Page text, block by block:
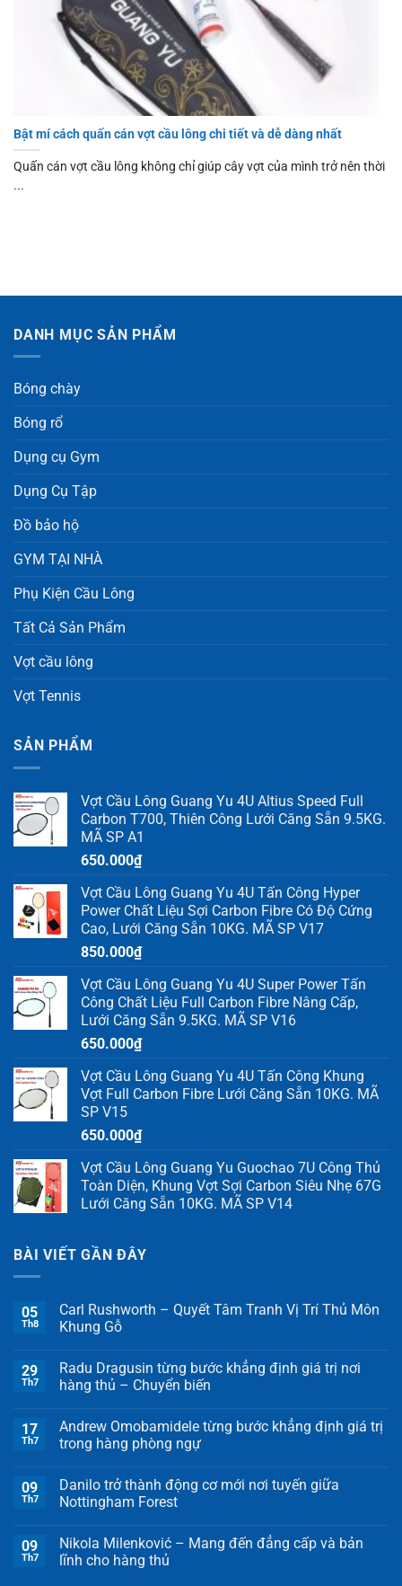
Bật mí cách quấn cán vợt cầu lông chi tiết và dễ dàng nhất
Quấn cán vợt cầu lông không chỉ giúp cây vợt của mình trở nên thời
...
DANH MỤC SẢN PHẨM
Bóng chày
Bóng rổ
Dụng cụ Gym
Dụng Cụ Tập
Đồ bảo hộ
GYM TẠI NHÀ
Phụ Kiện Cầu Lông
Tất Cả Sản Phẩm
Vợt cầu lông
Vợt Tennis
SẢN PHẨM
Vợt Cầu Lông Guang Yu 4U Altius Speed Full
Carbon T700, Thiên Công Lưới Căng Sẵn 9.5KG.
MÃ SP A1
650.000₫
Vợt Cầu Lông Guang Yu 4U Tấn Công Hyper
Power Chất Liệu Sợi Carbon Fibre Có Độ Cứng
Cao, Lưới Căng Sẵn 10KG. MÃ SP V17
850.000₫
Vợt Cầu Lông Guang Yu 4U Super Power Tấn
Công Chất Liệu Full Carbon Fibre Nâng Cấp,
Lưới Căng Sẵn 9.5KG. MÃ SP V16
650.000₫
Vợt Cầu Lông Guang Yu 4U Tấn Công Khung
Vợt Full Carbon Fibre Lưới Căng Sẵn 10KG. MÃ
SP V15
650.000₫
Vợt Cầu Lông Guang Yu Guochao 7U Công Thủ
Toàn Diện, Khung Vợt Sợi Carbon Siêu Nhẹ 67G
Lưới Căng Sẵn 10KG. MÃ SP V14
BÀI VIẾT GẦN ĐÂY
05
Th8
Carl Rushworth – Quyết Tâm Tranh Vị Trí Thủ Môn
Khung Gỗ
29
Th7
Radu Dragusin từng bước khẳng định giá trị nơi
hàng thủ – Chuyển biến
17
Th7
Andrew Omobamidele từng bước khẳng định giá trị
trong hàng phòng ngự
09
Th7
Danilo trở thành động cơ mới nơi tuyến giữa
Nottingham Forest
09
Th7
Nikola Milenković – Mang đến đẳng cấp và bản
lĩnh cho hàng thủ